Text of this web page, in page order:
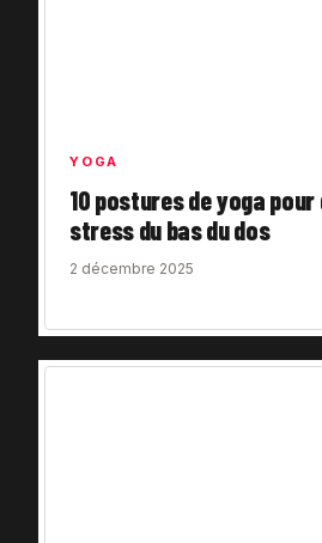
YOGA
10 postures de yoga pour
stress du bas du dos
2 décembre 2025